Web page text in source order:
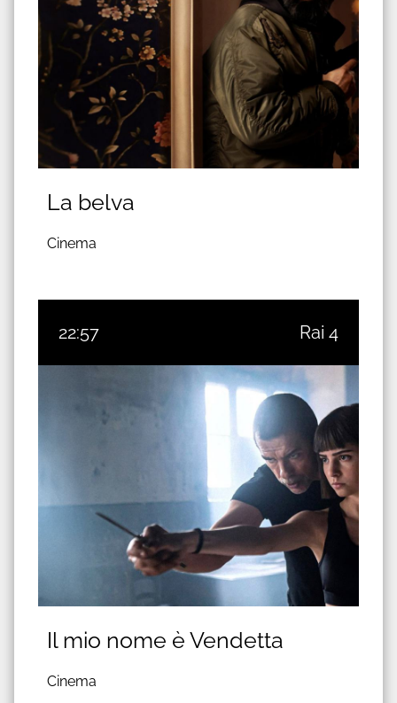
La belva
Cinema
22:57 Rai 4
Il mio nome è Vendetta
Cinema